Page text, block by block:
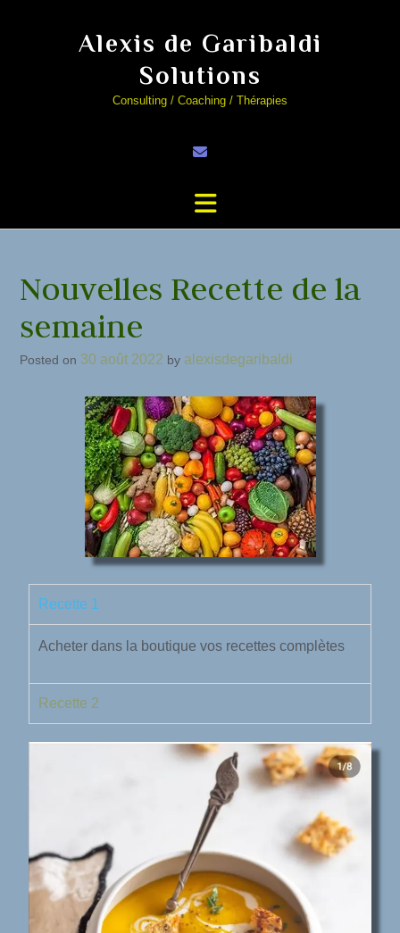
Alexis de Garibaldi
Solutions
Consulting / Coaching / Thérapies
Nouvelles Recette de la
semaine
Posted on 30 août 2022 by alexisdegaribaldi
Recette 1
Acheter dans la boutique vos recettes complètes
Recette 2